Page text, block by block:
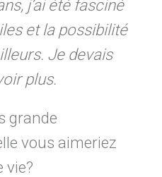
j’ai été fasciné
et la possibilité
Je devais
plus.
grande
vous aimeriez
vie?